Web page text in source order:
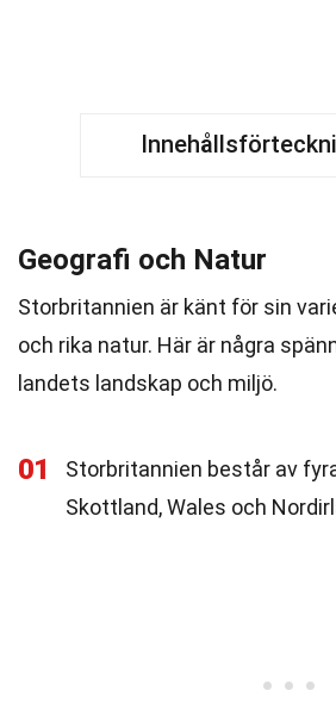
Geografi och Natur
Storbritannien är känt för sin
och rika natur. Här är några
landets landskap och miljö.
01
Storbritannien består av
Skottland, Wales och